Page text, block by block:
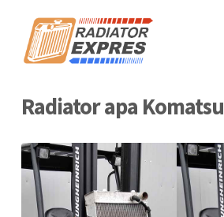
Radiator apa